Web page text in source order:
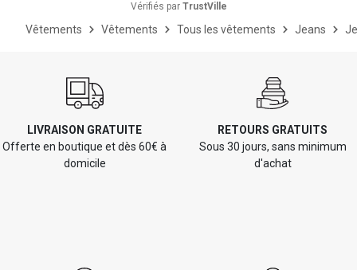
Vérifiés par TrustVille
Vêtements Vêtements Tous les vêtements Jeans
LIVRAISON GRATUITE
Offerte en boutique et dès 60€ à
domicile
RETOURS GRATUITS
Sous 30 jours, sans minimum
d'achat